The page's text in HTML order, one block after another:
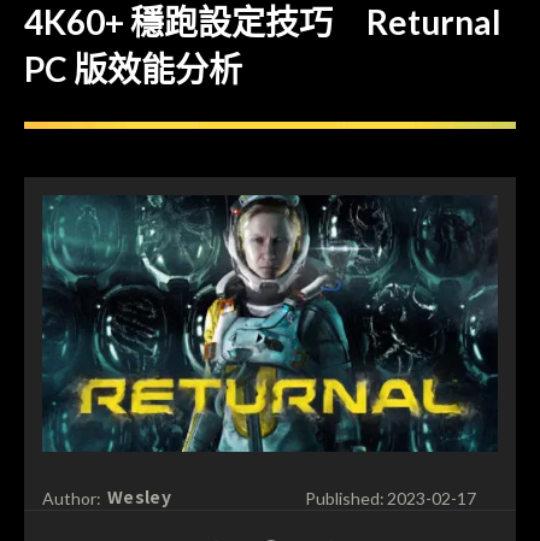
4K60+ 穩跑設定技巧 Returnal
PC 版效能分析
Author: Wesley Published: 2023-02-17